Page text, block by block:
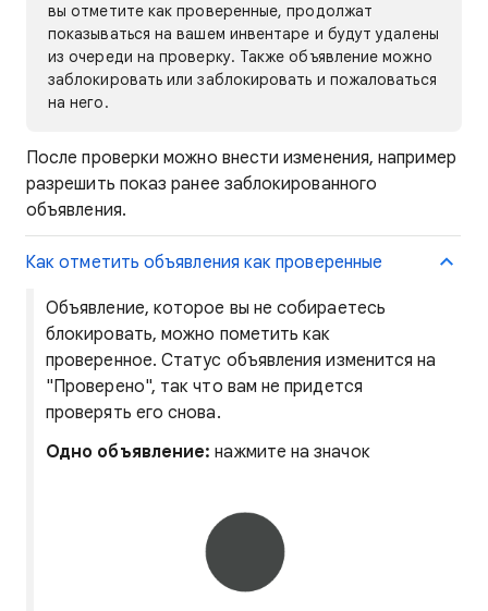
вы отметите как проверенные, продолжат
показываться на вашем инвентаре и будут удалены
из очереди на проверку. Также объявление можно
заблокировать или заблокировать и пожаловаться
на него.
После проверки можно внести изменения, например
разрешить показ ранее заблокированного
объявления.
Как отметить объявления как проверенные
Объявление, которое вы не собираетесь
блокировать, можно пометить как
проверенное. Статус объявления изменится на
"Проверено", так что вам не придется
проверять его снова.
Одно объявление: нажмите на значок